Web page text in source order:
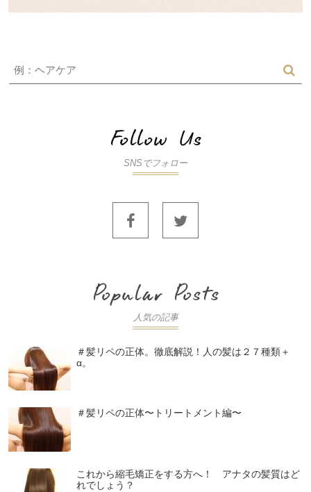
SNSでフォロー
人気の記事
＃髪リペの正体。徹底解説！人の髪は２７種類＋
α。
＃髪リペの正体〜トリートメント編〜
これから縮毛矯正をする方へ！ アナタの髪質はど
れでしょう？